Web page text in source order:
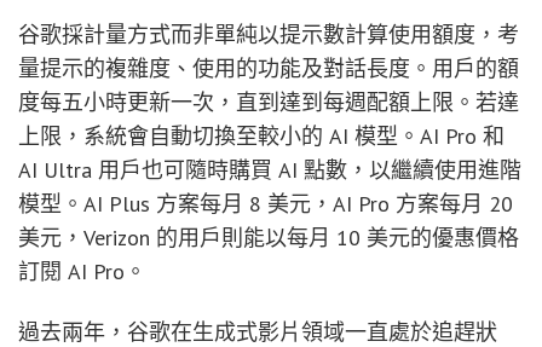
谷歌採計量方式而非單純以提示數計算使用額度，考
量提示的複雜度、使用的功能及對話長度。用戶的額
度每五小時更新一次，直到達到每週配額上限。若達
上限，系統會自動切換至較小的 AI 模型。AI Pro 和
AI Ultra 用戶也可隨時購買 AI 點數，以繼續使用進階
模型。AI Plus 方案每月 8 美元，AI Pro 方案每月 20
美元，Verizon 的用戶則能以每月 10 美元的優惠價格
訂閱 AI Pro。
過去兩年，谷歌在生成式影片領域一直處於追趕狀